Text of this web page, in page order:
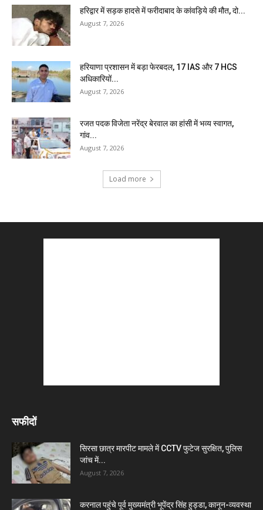
हरिद्वार में सड़क हादसे में फरीदाबाद के कांवड़िये की मौत, दो...
August 7, 2026
हरियाणा प्रशासन में बड़ा फेरबदल, 17 IAS और 7 HCS
अधिकारियों...
August 7, 2026
रजत पदक विजेता नरेंद्र बेरवाल का हांसी में भव्य स्वागत,
गांव...
August 7, 2026
Load more
सफीदों
सिरसा छात्र मारपीट मामले में CCTV फुटेज सुरक्षित, पुलिस
जांच में...
August 7, 2026
करनाल पहुंचे पूर्व मुख्यमंत्री भूपेंद्र सिंह हुड्डा, कानून-व्यवस्था